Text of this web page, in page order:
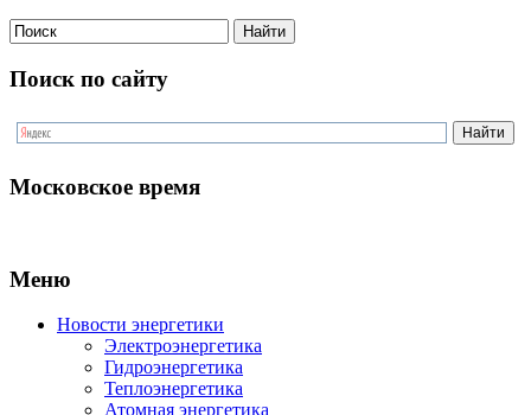
Поиск по сайту
Московское время
Меню
Новости энергетики
Электроэнергетика
Гидроэнергетика
Теплоэнергетика
Атомная энергетика